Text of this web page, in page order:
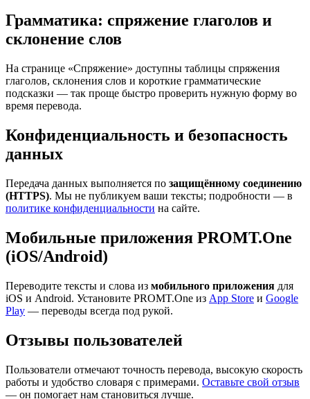
Грамматика: спряжение глаголов и
склонение слов
На странице «Спряжение» доступны таблицы спряжения
глаголов, склонения слов и короткие грамматические
подсказки — так проще быстро проверить нужную форму во
время перевода.
Конфиденциальность и безопасность
данных
Передача данных выполняется по защищённому соединению
(HTTPS). Мы не публикуем ваши тексты; подробности — в
политике конфиденциальности на сайте.
Мобильные приложения PROMT.One
(iOS/Android)
Переводите тексты и слова из мобильного приложения для
iOS и Android. Установите PROMT.One из App Store и Google
Play — переводы всегда под рукой.
Отзывы пользователей
Пользователи отмечают точность перевода, высокую скорость
работы и удобство словаря с примерами. Оставьте свой отзыв
— он помогает нам становиться лучше.